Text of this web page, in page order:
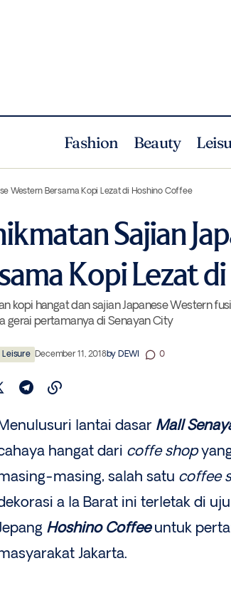
Fashion Beauty
Gourmet Leisure
Western Bersama Kopi Lezat di Hoshino Coffee
Sajian
Kopi Lezat
kopi hangat dan sajian Japanese Western
gerai pertamanya di Senayan City
Leisure December 11, 2018by DEWI 0
lantai dasar Mall
hangat dari coffe shop
masing, salah satu coffee
a la Barat ini terletak di
Hoshino Coffeeuntuk
Jakarta.